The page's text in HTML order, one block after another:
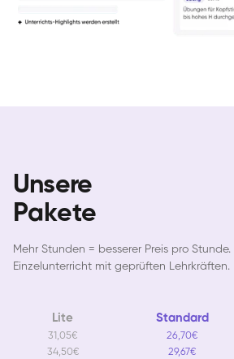
Unsere
Pakete
Mehr Stunden = besserer Preis pro
Einzelunterricht mit geprüften Lehrkräften.
Lite
31,05€
34,50€
Standard
26,70€
29,67€